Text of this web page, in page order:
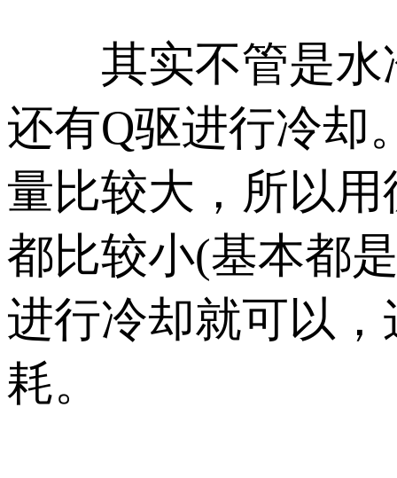
其实不管是水
还有Q驱进行冷却
量比较大，所以
都比较小(基本都
进行冷却就可以
耗。